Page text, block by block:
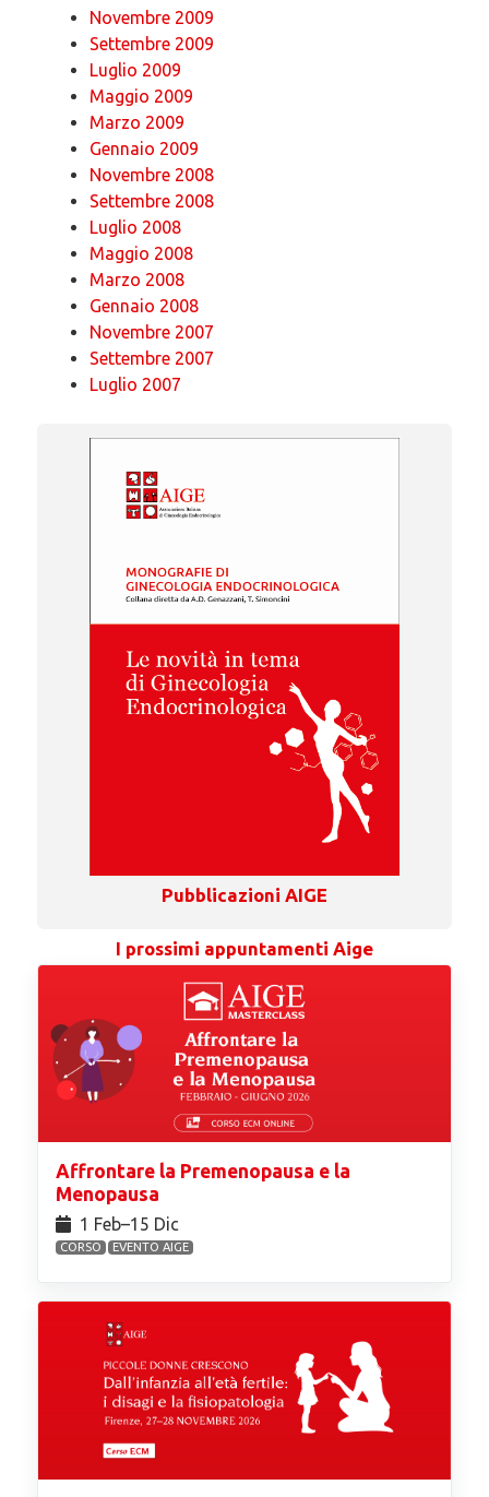
Novembre 2009
Settembre 2009
Luglio 2009
Maggio 2009
Marzo 2009
Gennaio 2009
Novembre 2008
Settembre 2008
Luglio 2008
Maggio 2008
Marzo 2008
Gennaio 2008
Novembre 2007
Settembre 2007
Luglio 2007
Pubblicazioni AIGE
I prossimi appuntamenti Aige
Affrontare la Premenopausa e la
Menopausa
1 Feb⁠–15 Dic
CORSO EVENTO AIGE